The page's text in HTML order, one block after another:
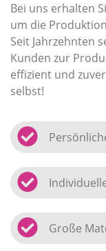
Bei uns erhalten
um die
Seit Jahrzehnten
Kunden zur
effizient und
selbst!
Große